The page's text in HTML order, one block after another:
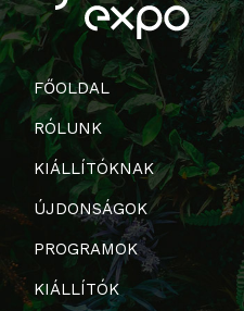
FŐOLDAL
RÓLUNK
KIÁLLÍTÓKNAK
ÚJDONSÁGOK
PROGRAMOK
KIÁLLÍTÓK